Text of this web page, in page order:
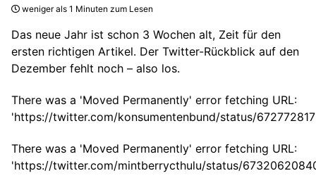
weniger als 1 Minuten zum Lesen
Das neue Jahr ist schon 3 Wochen alt, Zeit für den
ersten richtigen Artikel. Der Twitter-Rückblick auf den
Dezember fehlt noch – also los.
There was a 'Moved Permanently' error fetching URL:
'https://twitter.com/konsumentenbund/status/
There was a 'Moved Permanently' error fetching URL:
'https://twitter.com/mintberrycthulu/status/